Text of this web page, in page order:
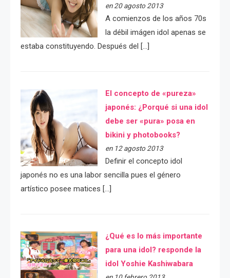
en 20 agosto 2013
A comienzos de los años 70s
la débil imágen idol apenas se
estaba constituyendo. Después del […]
El concepto de «pureza»
japonés: ¿Porqué si una idol
debe ser «pura» posa en
bikini y photobooks?
en 12 agosto 2013
Definir el concepto idol
japonés no es una labor sencilla pues el género
artístico posee matices […]
¿Qué es lo más importante
para una idol? responde la
idol Yoshie Kashiwabara